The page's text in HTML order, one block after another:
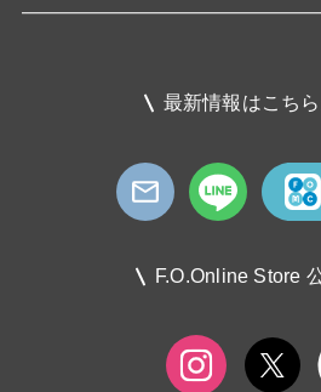
最新情報はこちら
F.O.Online Store